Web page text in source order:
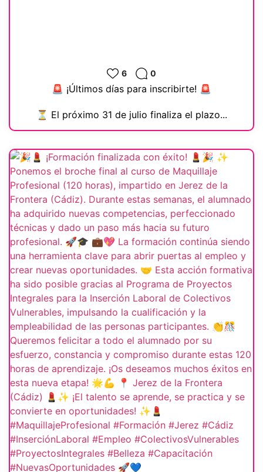
6 0
🚨 ¡Últimos días para inscribirte! 🚨
⏳ El próximo 31 de julio finaliza el plazo...